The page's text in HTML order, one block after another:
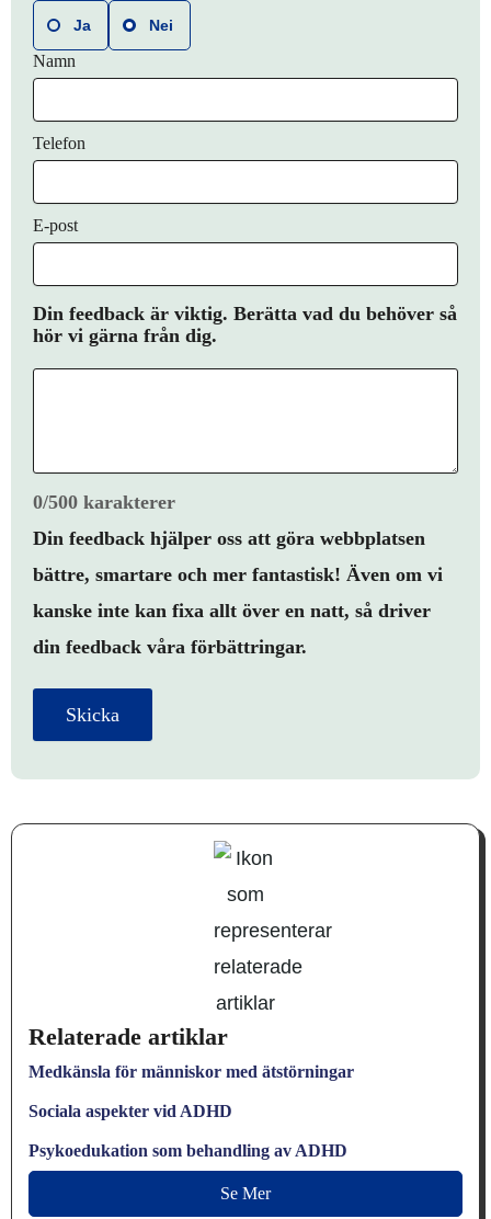
Ja Nei
Namn
Telefon
E-post
Din feedback är viktig. Berätta vad du behöver så
hör vi gärna från dig.
0/500 karakterer
Din feedback hjälper oss att göra webbplatsen
bättre, smartare och mer fantastisk! Även om vi
kanske inte kan fixa allt över en natt, så driver
din feedback våra förbättringar.
Skicka
Relaterade artiklar
Medkänsla för människor med ätstörningar
Sociala aspekter vid ADHD
Psykoedukation som behandling av ADHD
Se Mer